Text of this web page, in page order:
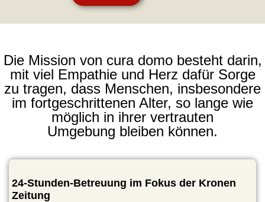
Die Mission von cura domo besteht darin,
mit viel Empathie und Herz dafür Sorge
zu tragen, dass Menschen, insbesondere
im fortgeschrittenen Alter, so lange wie
möglich in ihrer vertrauten
Umgebung bleiben können.
24-Stunden-Betreuung im Fokus der Kronen
Zeitung